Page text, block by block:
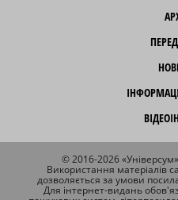
© 2016-2026
Використання матеріалів
дозволяється за умови
Для інтернет-видань